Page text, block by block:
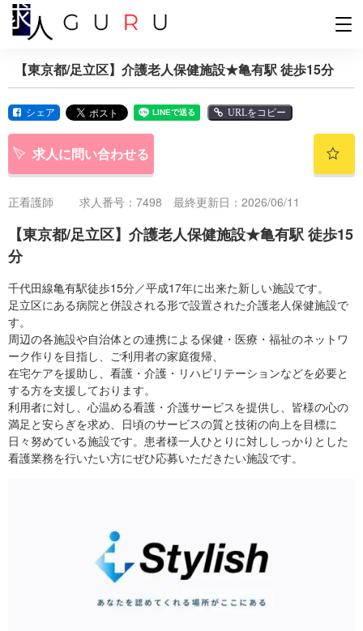
【東京都/足立区】介護老人保健施設★亀有駅 徒歩15分
シェア URLをコピー
求人に問い合わせる
正看護師 求人番号：7498 最終更新日：2026/06/11
【東京都/足立区】介護老人保健施設★亀有駅 徒歩15
分
千代田線亀有駅徒歩15分／平成17年に出来た新しい施設です。
足立区にある病院と併設される形で設置された介護老人保健施設で
す。
周辺の各施設や自治体との連携による保健・医療・福祉のネットワ
ーク作りを目指し、ご利用者の家庭復帰、
在宅ケアを援助し、看護・介護・リハビリテーションなどを必要と
する方を支援しております。
利用者に対し、心温める看護・介護サービスを提供し、皆様の心の
満足と安らぎを求め、日頃のサービスの質と技術の向上を目標に
日々努めている施設です。患者様一人ひとりに対ししっかりとした
看護業務を行いたい方にぜひ応募いただきたい施設です。